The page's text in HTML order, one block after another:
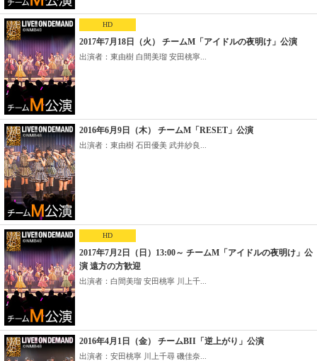
HD
2017年7月18日（火） チームM「アイドルの夜明け」公演
出演者：東由樹 白間美瑠 安田桃寧...
2016年6月9日（木） チームM「RESET」公演
出演者：東由樹 石田優美 武井紗良...
HD
2017年7月2日（日）13:00～ チームM「アイドルの夜明け」公
演 遠方の方歓迎
出演者：白間美瑠 安田桃寧 川上千...
2016年4月1日（金） チームBII「逆上がり」公演
出演者：安田桃寧 川上千尋 磯佳奈...